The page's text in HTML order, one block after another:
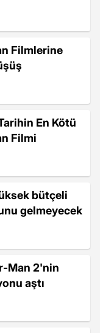
Filmlerine
En Kötü
Filmi
bütçeli
gelmeyecek
Man 2'nin
aştı